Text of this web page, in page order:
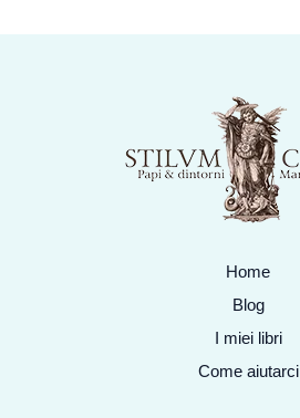
Home
Blog
I miei libri
Come aiutarci